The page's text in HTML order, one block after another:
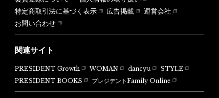
特定商取引法に基づく表示
広告掲載
運営会社
お問い合わせ
関連サイト
PRESIDENT Growth WOMAN dancyu
STYLE
PRESIDENT BOOKS
プレジデントFamily Online